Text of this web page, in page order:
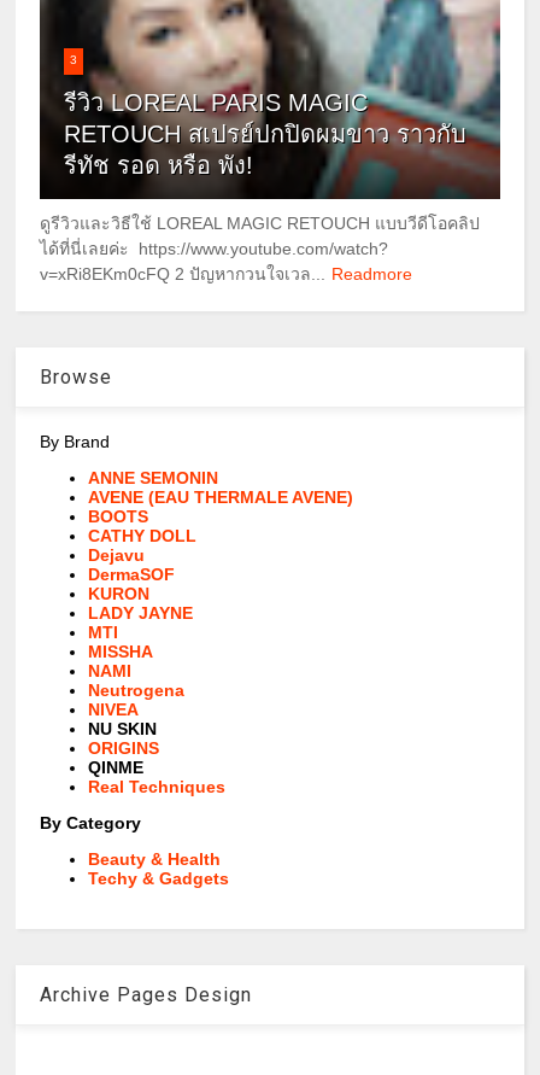
3
รีวิว LOREAL PARIS MAGIC
RETOUCH สเปรย์ปกปิดผมขาว ราวกับ
รีทัช รอด หรือ พัง!
ดูรีวิวและวิธีใช้ LOREAL MAGIC RETOUCH แบบวีดีโอคลิป
ได้ที่นี่เลยค่ะ https://www.youtube.com/watch?
v=xRi8EKm0cFQ 2 ปัญหากวนใจเวล...
Readmore
Browse
By Brand
ANNE SEMONIN
AVENE (EAU THERMALE AVENE)
BOOTS
CATHY DOLL
Dejavu
DermaSOF
KURON
LADY JAYNE
MTI
MISSHA
NAMI
Neutrogena
NIVEA
NU SKIN
ORIGINS
QINME
Real Techniques
By Category
Beauty & Health
Techy & Gadgets
Archive Pages Design